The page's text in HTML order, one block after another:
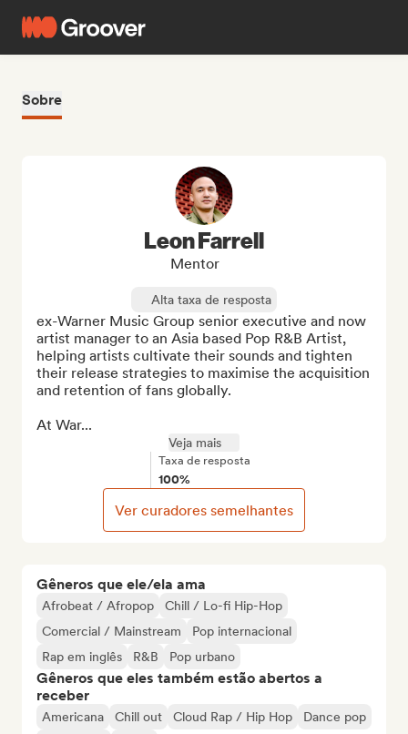
Sobre
Gêneros que ele/ela ama
Afrobeat / Afropop
Chill / Lo-fi Hip-Hop
Comercial / Mainstream
Pop internacional
Rap em inglês
R&B Pop urbano
Gêneros que eles também estão abertos a
receber
Americana Chill out Cloud Rap / Hip Hop
Dance pop
Leon Farrell
Mentor
Alta taxa de resposta
ex-Warner Music Group senior executive and now
artist manager to an Asia based Pop R&B Artist,
helping artists cultivate their sounds and tighten
their release strategies to maximise the acquisition
and retention of fans globally.
At War...
Veja mais
Taxa de resposta
100%
Ver curadores semelhantes